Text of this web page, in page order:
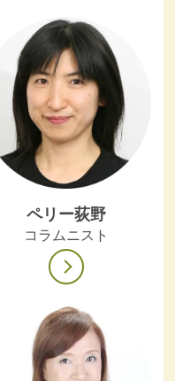
ペリー荻野
コラムニスト